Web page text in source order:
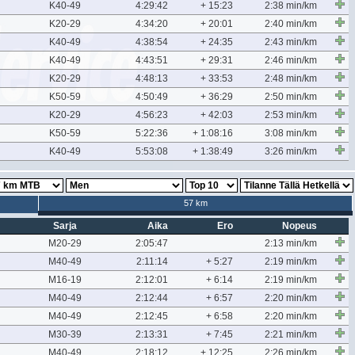
K40-49 4:29:42 + 15:23
2:38 min/km
K20-29
4:34:20 + 20:01
2:40 min/km
K40-49
4:38:54 + 24:35
2:43 min/km
K40-49
4:43:51 + 29:31
2:46 min/km
K20-29
4:48:13 + 33:53
2:48 min/km
K50-59
4:50:49 + 36:29
2:50 min/km
K20-29
4:56:23 + 42:03
2:53 min/km
K50-59
5:22:36 + 1:08:16
3:08 min/km
K40-49
5:53:08 + 1:38:49 3:26 min/km
57 km
Sarja Aika Ero
Nopeus
M20-29
2:05:47
2:13 min/km
M40-49
2:11:14 + 5:27
2:19 min/km
M16-19
2:12:01 + 6:14
2:19 min/km
M40-49
2:12:44 + 6:57
2:20 min/km
M40-49
2:12:45 + 6:58
2:20 min/km
M30-39
2:13:31 + 7:45
2:21 min/km
M40-49
2:18:12 + 12:25 2:26 min/km